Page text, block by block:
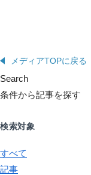
メディアTOPに戻る
Search
条件から記事を探す
検索対象
すべて
記事